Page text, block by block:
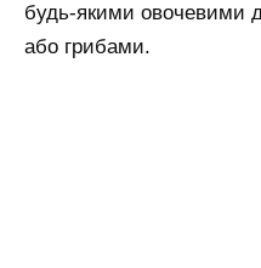
будь-якими овочевими
або грибами.